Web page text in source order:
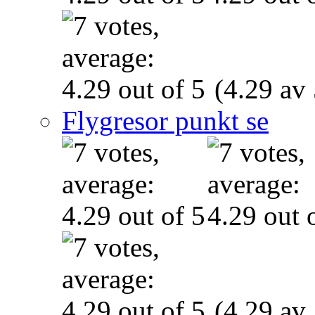
(4.29 av
Flygresor punkt se